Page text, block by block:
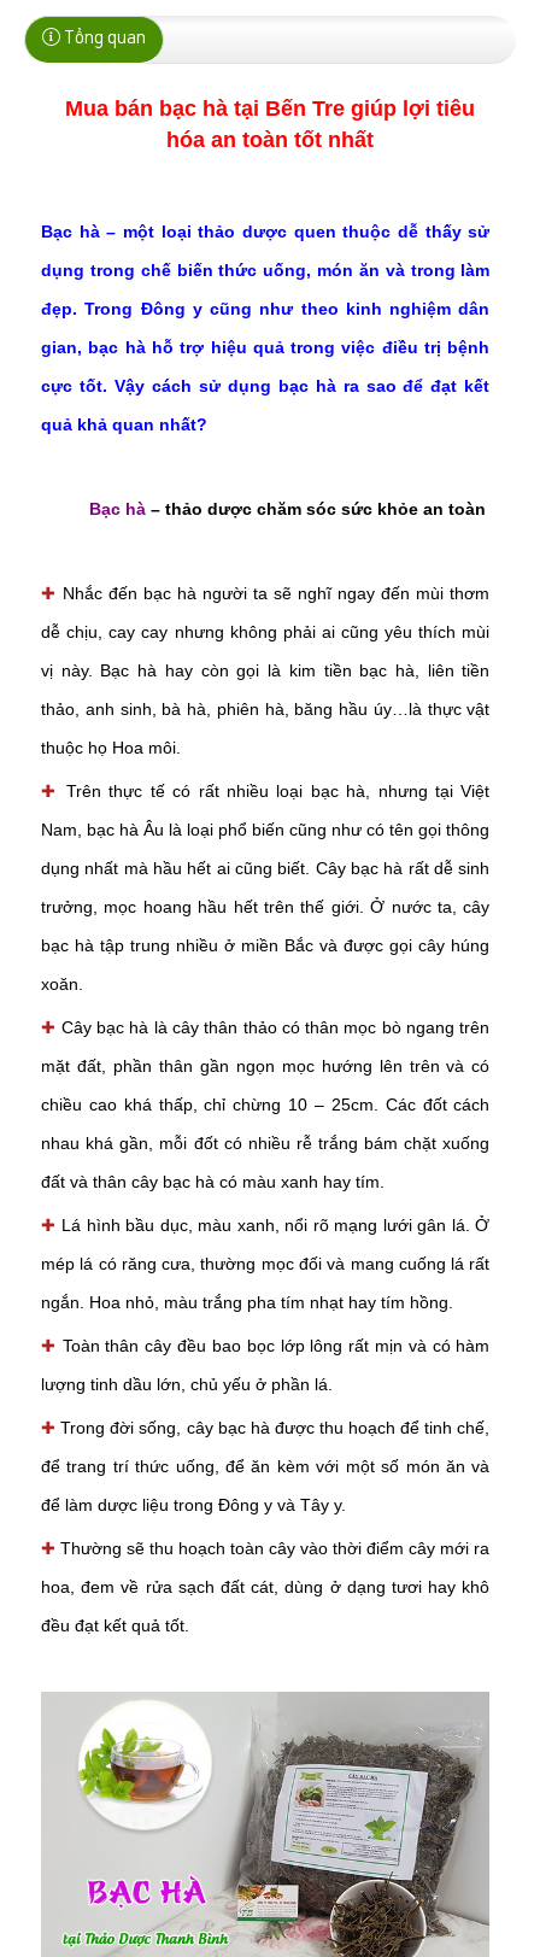
Tổng quan
Mua bán bạc hà tại Bến Tre giúp lợi tiêu
hóa an toàn tốt nhất
Bạc hà – một loại thảo dược quen thuộc dễ thấy sử
dụng trong chế biến thức uống, món ăn và trong làm
đẹp. Trong Đông y cũng như theo kinh nghiệm dân
gian, bạc hà hỗ trợ hiệu quả trong việc điều trị bệnh
cực tốt. Vậy cách sử dụng bạc hà ra sao để đạt kết
quả khả quan nhất?
Bạc hà – thảo dược chăm sóc sức khỏe an toàn
✚ Nhắc đến bạc hà người ta sẽ nghĩ ngay đến mùi thơm
dễ chịu, cay cay nhưng không phải ai cũng yêu thích mùi
vị này. Bạc hà hay còn gọi là kim tiền bạc hà, liên tiền
thảo, anh sinh, bà hà, phiên hà, băng hầu úy…là thực vật
thuộc họ Hoa môi.
✚ Trên thực tế có rất nhiều loại bạc hà, nhưng tại Việt
Nam, bạc hà Âu là loại phổ biến cũng như có tên gọi thông
dụng nhất mà hầu hết ai cũng biết. Cây bạc hà rất dễ sinh
trưởng, mọc hoang hầu hết trên thế giới. Ở nước ta, cây
bạc hà tập trung nhiều ở miền Bắc và được gọi cây húng
xoăn.
✚ Cây bạc hà là cây thân thảo có thân mọc bò ngang trên
mặt đất, phần thân gần ngọn mọc hướng lên trên và có
chiều cao khá thấp, chỉ chừng 10 – 25cm. Các đốt cách
nhau khá gần, mỗi đốt có nhiều rễ trắng bám chặt xuống
đất và thân cây bạc hà có màu xanh hay tím.
✚ Lá hình bầu dục, màu xanh, nổi rõ mạng lưới gân lá. Ở
mép lá có răng cưa, thường mọc đối và mang cuống lá rất
ngắn. Hoa nhỏ, màu trắng pha tím nhạt hay tím hồng.
✚ Toàn thân cây đều bao bọc lớp lông rất mịn và có hàm
lượng tinh dầu lớn, chủ yếu ở phần lá.
✚Trong đời sống, cây bạc hà được thu hoạch để tinh chế,
để trang trí thức uống, để ăn kèm với một số món ăn và
để làm dược liệu trong Đông y và Tây y.
✚Thường sẽ thu hoạch toàn cây vào thời điểm cây mới ra
hoa, đem về rửa sạch đất cát, dùng ở dạng tươi hay khô
đều đạt kết quả tốt.